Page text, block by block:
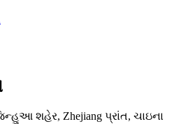
શહેર, Zhejiang પ્રાંત, ચાઇના